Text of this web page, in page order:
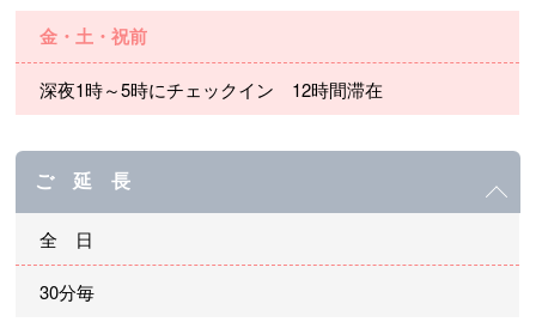
金・土・祝前
深夜1時～5時にチェックイン 12時間滞在
ご 延 長
全 日
30分毎